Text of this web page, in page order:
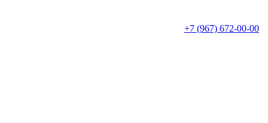
+7 (967) 672-00-00